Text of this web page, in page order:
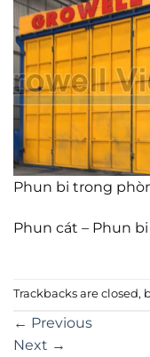
Phun bi trong
Phun cát – Phun bi
Trackbacks are closed,
← Previous
Next →